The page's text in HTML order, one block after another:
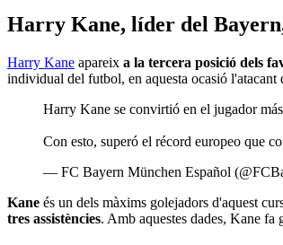
Harry Kane, líder del
Harry Kane apareix a la tercera posició dels
individual del futbol, en aquesta ocasió
Harry Kane se convirtió en el jugador
Con esto, superó el récord europeo que
— FC Bayern München Español
Kane és un dels màxims golejadors d'aquest
tres assistències. Amb aquestes dades, Kane fa